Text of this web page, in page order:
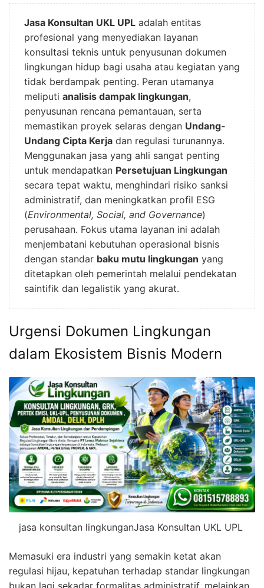
Jasa Konsultan UKL UPL adalah entitas
profesional yang menyediakan layanan
konsultasi teknis untuk penyusunan dokumen
lingkungan hidup bagi usaha atau kegiatan yang
tidak berdampak penting. Peran utamanya
meliputi analisis dampak lingkungan,
penyusunan rencana pemantauan, serta
memastikan proyek selaras dengan Undang-
Undang Cipta Kerja dan regulasi turunannya.
Menggunakan jasa yang ahli sangat penting
untuk mendapatkan Persetujuan Lingkungan
secara tepat waktu, menghindari risiko sanksi
administratif, dan meningkatkan profil ESG
(Environmental, Social, and Governance)
perusahaan. Fokus utama layanan ini adalah
menjembatani kebutuhan operasional bisnis
dengan standar baku mutu lingkungan yang
ditetapkan oleh pemerintah melalui pendekatan
saintifik dan legalistik yang akurat.
Urgensi Dokumen Lingkungan
dalam Ekosistem Bisnis Modern
jasa konsultan lingkunganJasa Konsultan UKL UPL
Memasuki era industri yang semakin ketat akan
regulasi hijau, kepatuhan terhadap standar lingkungan